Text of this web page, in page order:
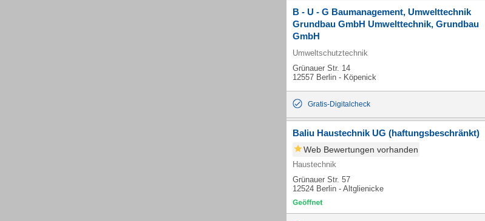
B - U - G Baumanagement, Umwelttechnik
Grundbau GmbH Umwelttechnik, Grundbau
GmbH
Umweltschutztechnik
Grünauer Str. 14
12557 Berlin - Köpenick
Gratis-Digitalcheck
Baliu Haustechnik UG (haftungsbeschränkt)
Web Bewertungen vorhanden
Haustechnik
Grünauer Str. 57
12524 Berlin - Altglienicke